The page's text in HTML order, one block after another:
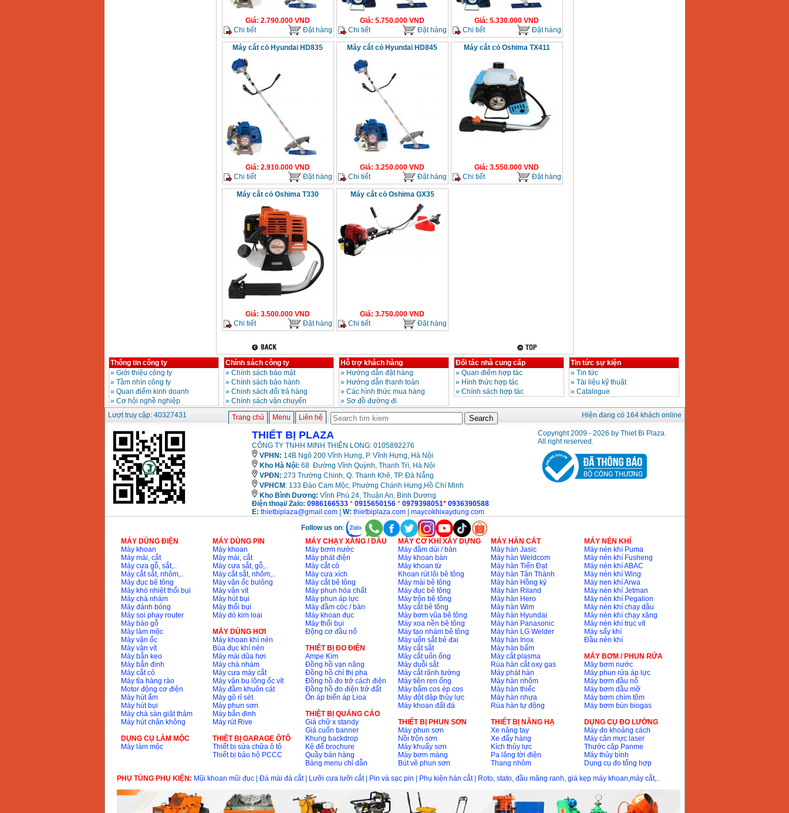
Giá: 2.790.000 VND
Chi tiết
Đặt hàng
Giá: 5.750.000 VND
Chi tiết
Đặt hàng
Giá: 5.330.000 VND
Chi tiết
Đặt hàng
Máy cắt cỏ Hyundai HD835
Giá: 2.910.000 VND
Chi tiết
Đặt hàng
Máy cắt cỏ Hyundai HD845
Giá: 3.250.000 VND
Chi tiết
Đặt hàng
Máy cắt cỏ Oshima TX411
Giá: 3.550.000 VND
Chi tiết
Đặt hàng
Máy cắt cỏ Oshima T330
Giá: 3.500.000 VND
Chi tiết
Đặt hàng
Máy cắt cỏ Oshima GX35
Giá: 3.750.000 VND
Chi tiết
Đặt hàng
Thông tin công ty
» Giới thiệu công ty
» Tầm nhìn công ty
» Quan điểm kinh doanh
» Cơ hội nghề nghiệp
Chính sách công ty
» Chính sách bảo mật
» Chính sách bảo hành
» Chinh sách đổi trả hàng
» Chính sách vận chuyển
Hỗ trợ khách hàng
» Hướng dẫn đặt hàng
» Hướng dẫn thanh toán
» Các hình thức mua hàng
» Sơ đồ đường đi
Đối tác nhà cung cấp
» Quan điểm hợp tác
» Hình thức hợp tác
» Chính sách hợp tác
Tin tức sự kiện
» Tin tức
» Tài liệu kỹ thuật
» Catalogue
Lượt truy cập: 40327431 Trang chủ Menu Liên hệ Hiện đang có 164 khách online
THIẾT BỊ PLAZA
CÔNG TY TNHH MINH THIÊN LONG: 0105892276
VPHN: 14B Ngõ 200 Vĩnh Hưng, P. Vĩnh Hưng, Hà Nội
Kho Hà Nội: 68 Đường Vĩnh Quỳnh, Thanh Trì, Hà Nội
VPĐN: 273 Trường Chinh, Q. Thanh Khê, TP. Đà Nẵng
VPHCM : 133 Đào Cam Mộc, Phường Chánh Hưng,Hồ Chí Minh
Kho Bình Dương: Vĩnh Phú 24, Thuận An, Bình Dương
Điện thoại/ Zalo: 0986166533 * 0915650156* 0979398051* 0936390588
E: thietbiplaza@gmail.com| W: thietbiplaza.com| maycokhixaydung.com
Copyright 2009 - 2026 by Thiet Bi Plaza.
All right reserved.
Follow us on:
MÁY DÙNG ĐIỆN
Máy khoan
Máy mài, cắt
Máy cưa gỗ, sắt,..
Máy cắt sắt, nhôm,..
Máy đục bê tông
Máy khò nhiệt thổi bụi
Máy chà nhám
Máy đánh bóng
Máy soi phay router
Máy bào gỗ
Máy làm mộc
Máy vặn ốc
Máy vặn vít
Máy bắn keo
Máy bắn đinh
Máy cắt cỏ
Máy tỉa hàng rào
Motor động cơ điện
Máy hút ẩm
Máy hút bụi
Máy chà sàn giặt thảm
Máy hút chân không
DỤNG CỤ LÀM MỘC
Máy làm mộc
MÁY DÙNG PIN
Máy khoan
Máy mài, cắt
Máy cưa sắt, gỗ,..
Máy cắt sắt, nhôm,..
Máy vặn ốc bulông
Máy vặn vít
Máy hút bụi
Máy thổi bụi
Máy dò kim loại
MÁY DÙNG HƠI
Máy khoan khí nén
Búa đục khí nén
Máy mài dũa hơi
Máy chà nhám
Máy cưa máy cắt
Máy vặn bu lông ốc vít
Máy đầm khuôn cát
Máy gõ rỉ sét
Máy phun sơn
Máy bắn đinh
Máy rút Rive
THIÊT BỊ GARAGE ÔTÔ
Thiết bị sửa chữa ô tô
Thiết bị bảo hộ PCCC
MÁY CHẠY XĂNG / DẦU
Máy bơm nước
Máy phát điện
Máy cắt cỏ
Máy cưa xích
Máy cắt bê tông
Máy phun hóa chất
Máy phun áp lực
Máy đầm cóc / bàn
Máy khoan đục
Máy thổi bụi
Động cơ đầu nổ
THIÊT BỊ ĐO ĐIỆN
Ampe Kìm
Đồng hồ vạn năng
Đồng hồ chỉ thị pha
Đồng hồ đo trở cách điện
Đồng hồ đo điện trở đất
Ổn áp biến áp Lioa
THIỆT BỊ QUẢNG CÁO
Giá chữ x standy
Giá cuốn banner
Khung backdrop
Kệ để brochure
Quầy bán hàng
Bảng menu chỉ dẫn
MÁY CƠ KHÍ XÂY DỰNG
Máy đầm dùi / bàn
Máy khoan bàn
Máy khoan từ
Khoan rút lõi bê tông
Máy mài bê tông
Máy đục bê tông
Máy trộn bê tông
Máy cắt bê tông
Máy bơm vũa bê tông
Máy xoa nền bê tông
Máy tạo nhám bê tông
Máy uốn sắt bẻ đai
Máy cắt sắt
Máy cắt uốn ống
Máy duỗi sắt
Máy cắt rãnh tường
Máy tiện ren ống
Máy bấm cos ép cos
Máy đột dập thủy lực
Máy khoan đất đá
THIẾT BỊ PHUN SƠN
Máy phun sơn
Nồi trộn sơn
Máy khuấy sơn
Máy bơm màng
Bút vẽ phun sơn
MÁY HÀN CẮT
Máy hàn Jasic
Máy hàn Weldcom
Máy hàn Tiến Đạt
Máy hàn Tân Thành
Máy hàn Hồng ký
Máy hàn Riland
Máy hàn Hero
Máy hàn Wim
Máy hàn Hyundai
Máy hàn Panasonic
Máy hàn LG Welder
Máy hàn Inox
Máy hàn bấm
Máy cắt plasma
Rùa hàn cắt oxy gas
Máy phát hàn
Máy hàn nhôm
Máy hàn thiếc
Máy hàn nhựa
Rùa hàn tự động
THIẾT BỊ NÂNG HẠ
Xe nâng tay
Xe đẩy hàng
Kích thủy lực
Pa lăng tời điện
Thang nhôm
MÁY NÉN KHÍ
Máy nén khí Puma
Máy nén khí Fusheng
Máy nén khí ABAC
Máy nén khí Wing
Máy nen khí Arwa
Máy nén khí Jetman
Máy nén khí Pegalion
Máy nén khí chạy dầu
Máy nén khí chạy xăng
Máy nén khí trục vít
Máy sấy khí
Đầu nén khí
MÁY BƠM / PHUN RỬA
Máy bơm nước
Máy phun rửa áp lực
Máy bơm đầu nổ
Máy bơm dầu mỡ
Máy bơm chìm tõm
Máy bơm bùn biogas
DỤNG CỤ ĐO LƯỜNG
Máy đo khoảng cách
Máy cân mực laser
Thước cặp Panme
Máy thủy bình
Dụng cụ đo tổng hợp
PHỤ TÙNG PHỤ KIỆN: Mũi khoan mũi đục| Đá mài đá cắt| Lưỡi cưa lưỡi cắt| Pin và sạc pin Phụ kiện hàn cắt| Roto, stato, đầu măng ranh, giá kẹp máy khoan,máy cắt,..